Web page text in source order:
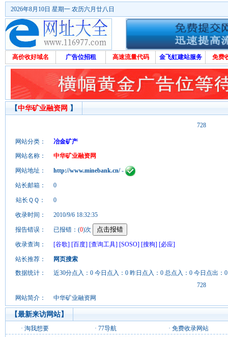
2026年8月10日 星期一 农历六月廿八日
高价收好域名 广告位招租 高速流量代码 金飞虹建站服务 免费
【中华矿业融资网 】
728
网站分类：
冶金矿产
网站名称：
中华矿业融资网
网站地址： http://www.minebank.cn/-
站长邮箱： 0
站长ＱＱ： 0
收录时间： 2010/9/6 18:32:35
报告错误： 已报错：(0)次
收录查询： [谷歌] [百度] [查询工具] [SOSO] [搜狗] [必应]
站长推荐：
网页搜索
数据统计：
近30分点入：0 今日点入：0 昨日点入：0 总点入：0 今日点出：
728
网站简介：
中华矿业融资网
【最新来访网站】
· 淘我想要 · 77导航 · 免费收录网站